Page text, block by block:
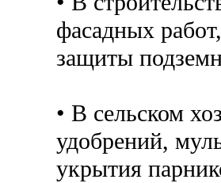
фасадных
защиты
• В сельском
удобрений,
укрытия